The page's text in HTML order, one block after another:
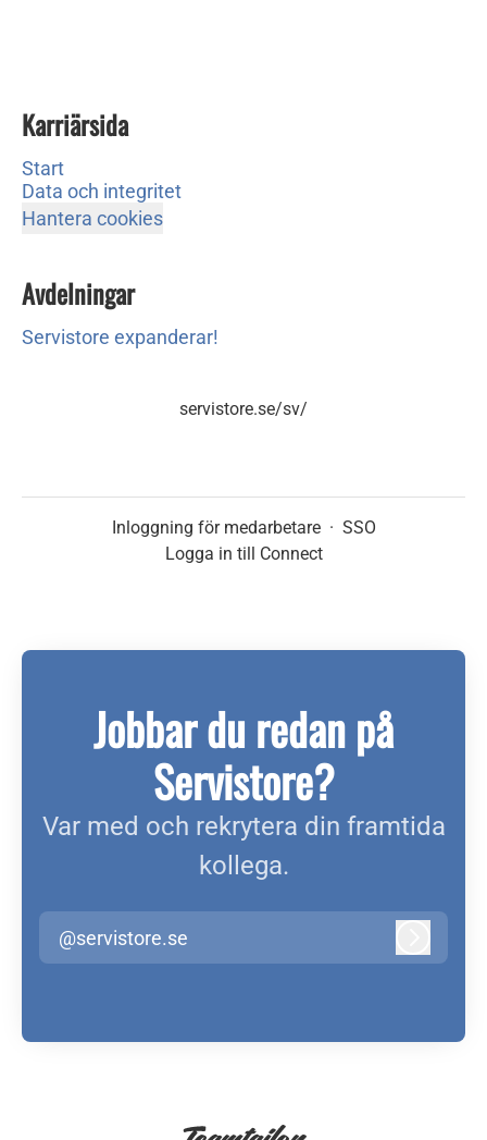
Karriärsida
Start
Data och integritet
Hantera cookies
Avdelningar
Servistore expanderar!
servistore.se/sv/
Inloggning för medarbetare · SSO
Logga in till Connect
Jobbar du redan på
Servistore?
Var med och rekrytera din framtida
kollega.
@servistore.se